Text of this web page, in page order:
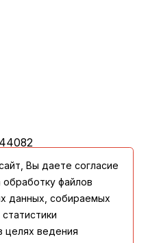
Вы даете согласие
файлов
данных, собираемых
целях ведения